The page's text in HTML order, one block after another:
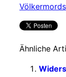
Völkermords
Ähnliche